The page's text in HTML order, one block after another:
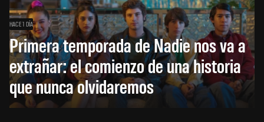
HACE 1 DÍA
Primera temporada de Nadie nos va a
extrañar: el comienzo de una historia
que nunca olvidaremos